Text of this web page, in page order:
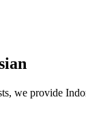
we provide